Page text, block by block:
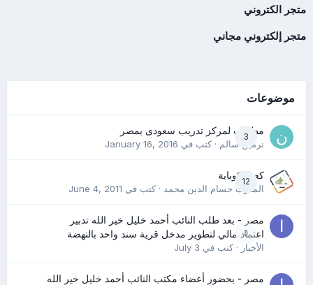
متجر الكتروني
متجر إلكتروني مجاني
موضوعات
3
مطلوب لمركز تدريب سعودى بمصر
نرمين سالم· كتب في January 16, 2016
12
كعب كوباية
المدرب حسام الدين محمد· كتب في June 4, 2011
0
مصر - بعد طلب النائب أحمد خليل خير الله تدبير
اعتماد مالي لتطوير مدخل قرية سند واحد بالنهضة
الأخبار· كتب في July 3
مصر - بحضور أعضاء مكتب النائب أحمد خليل خير الله